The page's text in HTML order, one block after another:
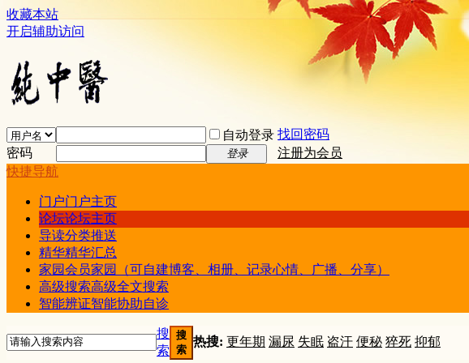
收藏本站
开启辅助访问
自动登录 找回密码
密码
登录
注册为会员
快捷导航
门户门户主页
论坛论坛主页
导读分类推送
精华精华汇总
家园会员家园（可自建博客、相册、记录心情、广播、分享）
高级搜索高级全文搜索
智能辨证智能协助自诊
搜
索
搜
索
热搜: 更年期 漏尿 失眠 盗汗 便秘 猝死 抑郁